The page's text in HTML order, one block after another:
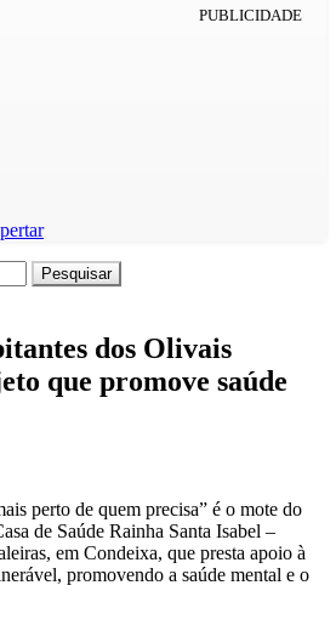
PUBLICIDADE
Pesquisar
dos Olivais
que promove saúde
perto de quem precisa” é o mote do
de Saúde Rainha Santa Isabel –
em Condeixa, que presta apoio à
promovendo a saúde mental e o